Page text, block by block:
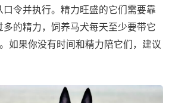
令并执行。精力旺盛的它们需要靠
的精力，饲养马犬每天至少要带它
如果你没有时间和精力陪它们，建议